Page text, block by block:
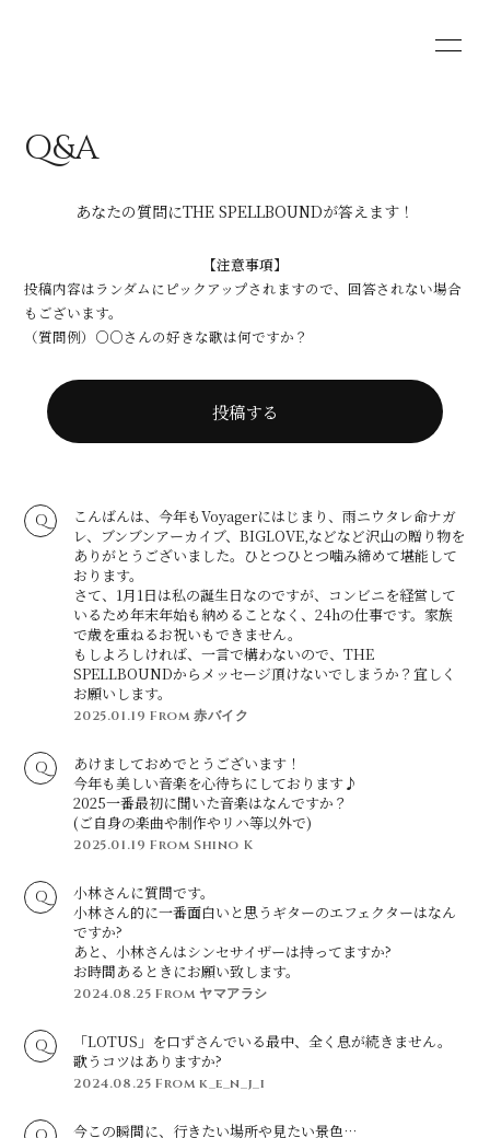
MOVIE
PHOTO
Q&A
会員登録 ログイン
Q&A
あなたの質問にTHE SPELLBOUNDが答えます！
【注意事項】
投稿内容はランダムにピックアップされますので、回答されない場合
もございます。
（質問例）○○さんの好きな歌は何ですか？
投稿する
こんばんは、今年もVoyagerにはじまり、雨ニウタレ命ナガ
レ、ブンブンアーカイブ、BIGLOVE,などなど沢山の贈り物を
ありがとうございました。ひとつひとつ噛み締めて堪能して
おります。
さて、1月1日は私の誕生日なのですが、コンビニを経営して
いるため年末年始も納めることなく、24hの仕事です。家族
で歳を重ねるお祝いもできません。
もしよろしければ、一言で構わないので、THE
SPELLBOUNDからメッセージ頂けないでしまうか？宜しく
お願いします。
2025.01.19 From 赤バイク
あけましておめでとうございます！
今年も美しい音楽を心待ちにしております♪
2025一番最初に聞いた音楽はなんですか？
(ご自身の楽曲や制作やリハ等以外で)
2025.01.19 From Shino K
小林さんに質問です。
小林さん的に一番面白いと思うギターのエフェクターはなん
ですか?
あと、小林さんはシンセサイザーは持ってますか?
お時間あるときにお願い致します。
2024.08.25 From ヤマアラシ
「LOTUS」を口ずさんでいる最中、全く息が続きません。
歌うコツはありますか?
2024.08.25 From k_e_n_j_i
今この瞬間に、行きたい場所や見たい景色…